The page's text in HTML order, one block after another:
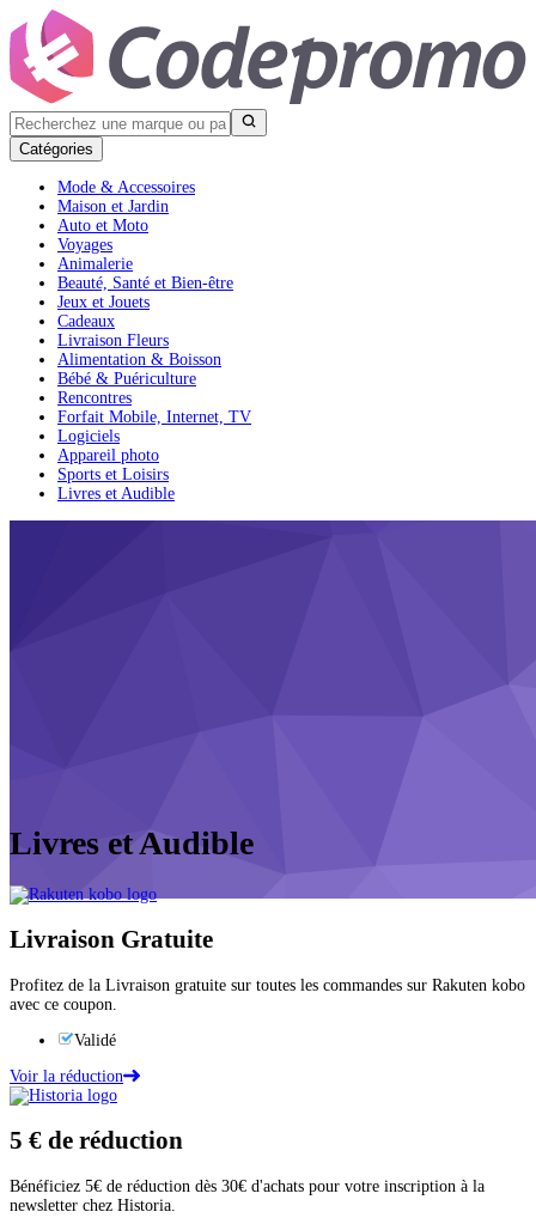
Catégories
Mode & Accessoires
Maison et Jardin
Auto et Moto
Voyages
Animalerie
Beauté, Santé et Bien-être
Jeux et Jouets
Cadeaux
Livraison Fleurs
Alimentation & Boisson
Bébé & Puériculture
Rencontres
Forfait Mobile, Internet, TV
Logiciels
Appareil photo
Sports et Loisirs
Livres et Audible
Livres et Audible
Livraison Gratuite
Profitez de la Livraison gratuite sur toutes les commandes sur Rakuten kobo
avec ce coupon.
Validé
Voir la réduction
5 € de réduction
Bénéficiez 5€ de réduction dès 30€ d'achats pour votre inscription à la
newsletter chez Historia.